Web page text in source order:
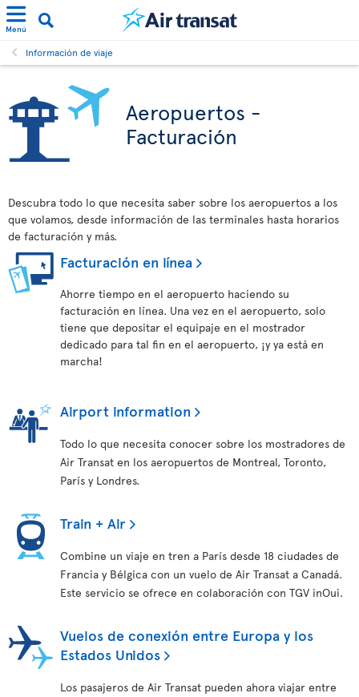
Menú
Información de viaje
Aeropuertos -
Facturación
Descubra todo lo que necesita saber sobre los aeropuertos a los
que volamos, desde información de las terminales hasta horarios
de facturación y más.
Facturación en línea
Ahorre tiempo en el aeropuerto haciendo su
facturación en línea. Una vez en el aeropuerto, solo
tiene que depositar el equipaje en el mostrador
dedicado para tal fin en el aeropuerto, ¡y ya está en
marcha!
Airport information
Todo lo que necesita conocer sobre los mostradores de
Air Transat en los aeropuertos de Montreal, Toronto,
París y Londres.
Train + Air
Combine un viaje en tren a París desde 18 ciudades de
Francia y Bélgica con un vuelo de Air Transat a Canadá.
Este servicio se ofrece en colaboración con TGV inOui.
Vuelos de conexión entre Europa y los
Estados Unidos
Los pasajeros de Air Transat pueden ahora viajar entre